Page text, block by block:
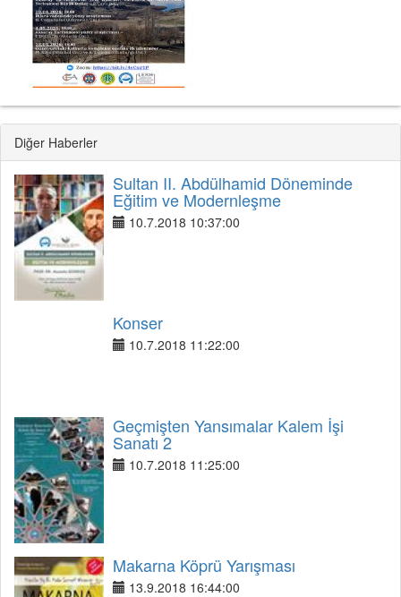
Diğer Haberler
Sultan II. Abdülhamid Döneminde
Eğitim ve Modernleşme
10.7.2018 10:37:00
Konser
10.7.2018 11:22:00
Geçmişten Yansımalar Kalem İşi
Sanatı 2
10.7.2018 11:25:00
Makarna Köprü Yarışması
13.9.2018 16:44:00